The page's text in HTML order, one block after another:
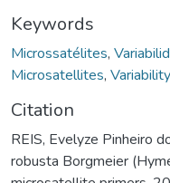
Keywords
Microssatélites,
Microsatellites, Variability
Citation
REIS, Evelyze Pinheiro
robusta Borgmeier